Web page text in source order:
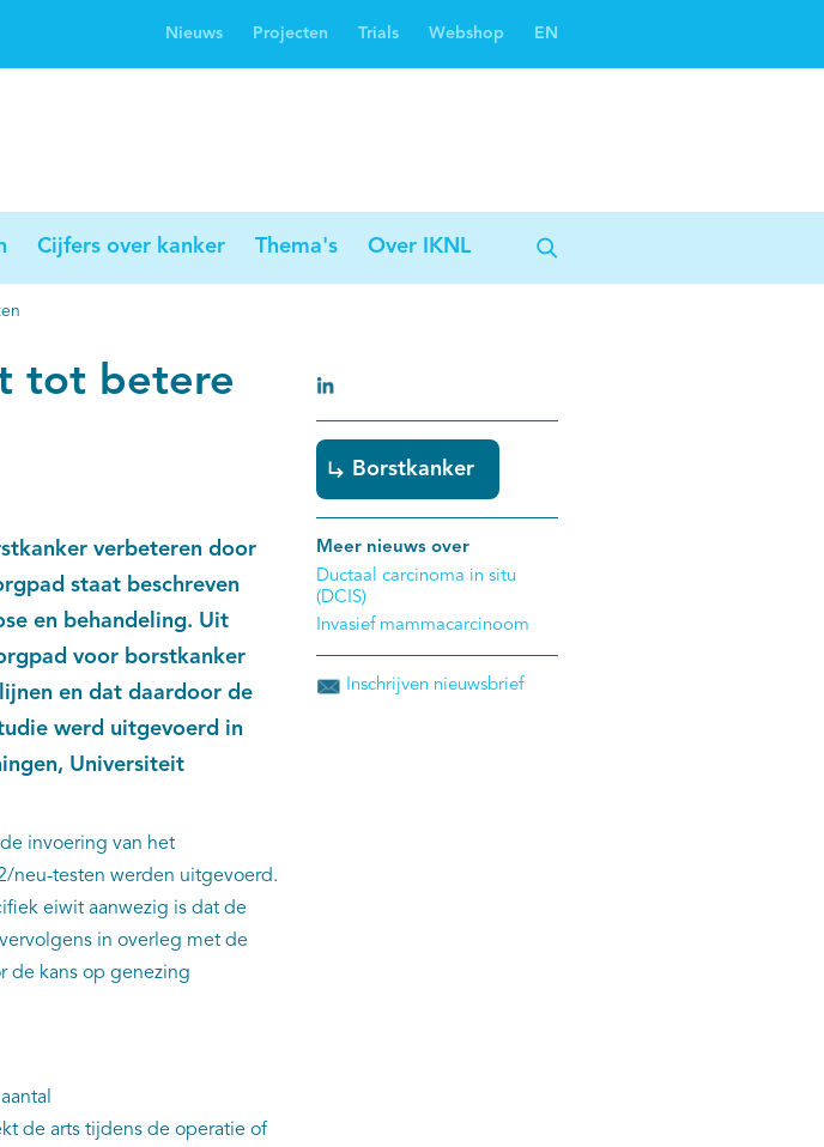
Nieuws Projecten Trials Webshop EN
Cijfers over kanker Thema's Over IKNL
tot betere
verbeteren door
staat beschreven
en behandeling. Uit
voor borstkanker
en dat daardoor de
werd uitgevoerd in
Universiteit
invoering van het
neu-testen werden uitgevoerd.
eiwit aanwezig is dat de
in overleg met de
de kans op genezing
de arts tijdens de operatie of
Borstkanker
Meer nieuws over
Ductaal carcinoma in situ
(DCIS)
Invasief mammacarcinoom
Inschrijven nieuwsbrief